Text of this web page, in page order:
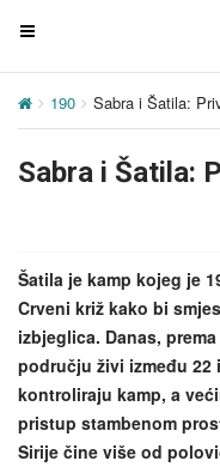
T
g
e
i
g
a
t
i
o
n
190 Sabra i Šatila:
Sabra i Šatila:
Šatila je kamp kojeg je
Crveni križ kako bi
izbjeglica. Danas,
području živi između
kontroliraju kamp, a
pristup stambenom
Sirije čine više od